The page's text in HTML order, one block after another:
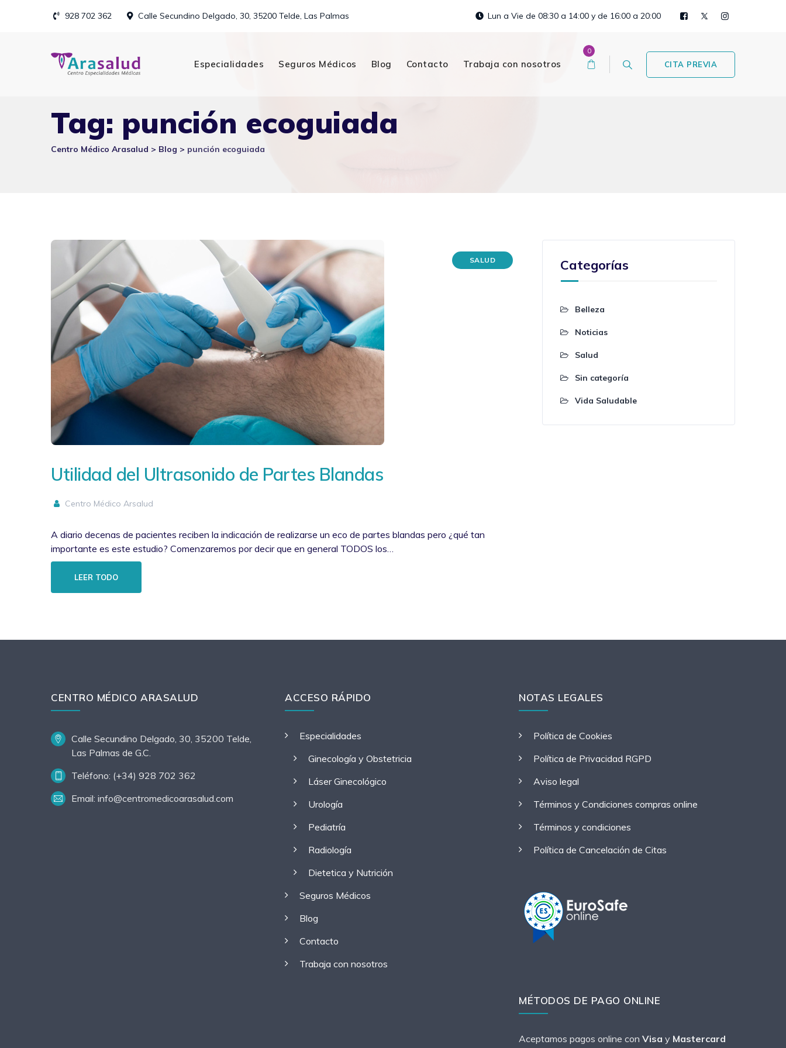
928 702 362 Calle Secundino Delgado, 30, 35200 Telde, Las Palmas Lun a Vie de 08:30 a 14:00 y de 16:00 a 20:00
Especialidades Seguros Médicos Blog Contacto Trabaja con nosotros
0
CITA PREVIA
Tag: punción ecoguiada
Centro Médico Arasalud > Blog > punción ecoguiada
SALUD
Utilidad del Ultrasonido de Partes Blandas
Centro Médico Arsalud
A diario decenas de pacientes reciben la indicación de realizarse un eco de partes blandas pero ¿qué tan
importante es este estudio? Comenzaremos por decir que en general TODOS los…
LEER TODO
Categorías
Belleza
Noticias
Salud
Sin categoría
Vida Saludable
CENTRO MÉDICO ARASALUD
Calle Secundino Delgado, 30, 35200 Telde,
Las Palmas de G.C.
Teléfono: (+34) 928 702 362
Email: info@centromedicoarasalud.com
ACCESO RÁPIDO
Especialidades
Ginecología y Obstetricia
Láser Ginecológico
Urología
Pediatría
Radiología
Dietetica y Nutrición
Seguros Médicos
Blog
Contacto
Trabaja con nosotros
NOTAS LEGALES
Política de Cookies
Política de Privacidad RGPD
Aviso legal
Términos y Condiciones compras online
Términos y condiciones
Política de Cancelación de Citas
MÉTODOS DE PAGO ONLINE
Aceptamos pagos online con Visa y Mastercard